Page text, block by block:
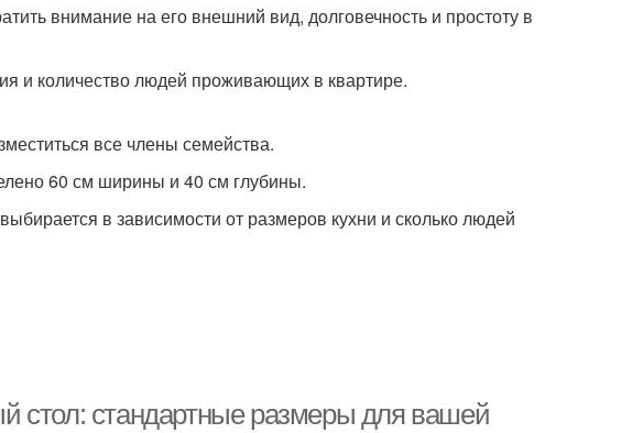
внимание на его внешний вид, долговечность и простоту в
и количество людей проживающих в квартире.
все члены семейства.
60 см ширины и 40 см глубины.
в зависимости от размеров кухни и сколько людей
стол: стандартные размеры для вашей